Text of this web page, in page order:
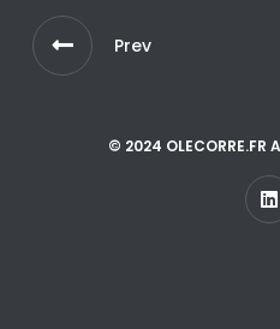
Prev
© 2024 OLECORRE.FR